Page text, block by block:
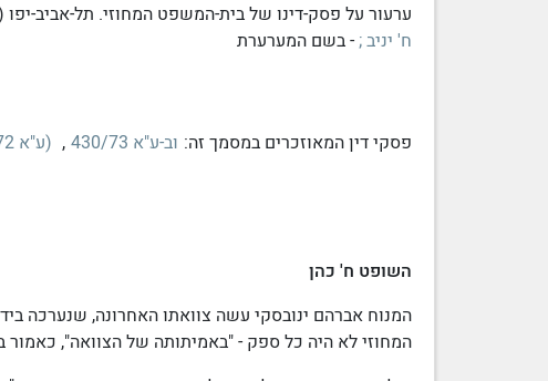
ערעור על פסק-דינו של בית-המשפט המחוזי. תל-אביב-
ח' יניב ;- בשם המערערת
פסקי דין המאוזכרים במסמך זה: וב-ע"א 430/73 , (ע"א 576/72
השופט ח' כהן
המנוח אברהם ינובסקי עשה צוואתו האחרונה, שנערכה
המחוזי לא היה כל ספק - "באמיתותה של הצוואה", כאמור בסעיף 25 לחוק הירושה,